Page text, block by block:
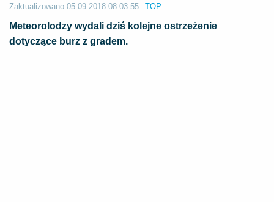
Zaktualizowano 05.09.2018 08:03:55 TOP
Meteorolodzy wydali dziś kolejne ostrzeżenie
dotyczące burz z gradem.